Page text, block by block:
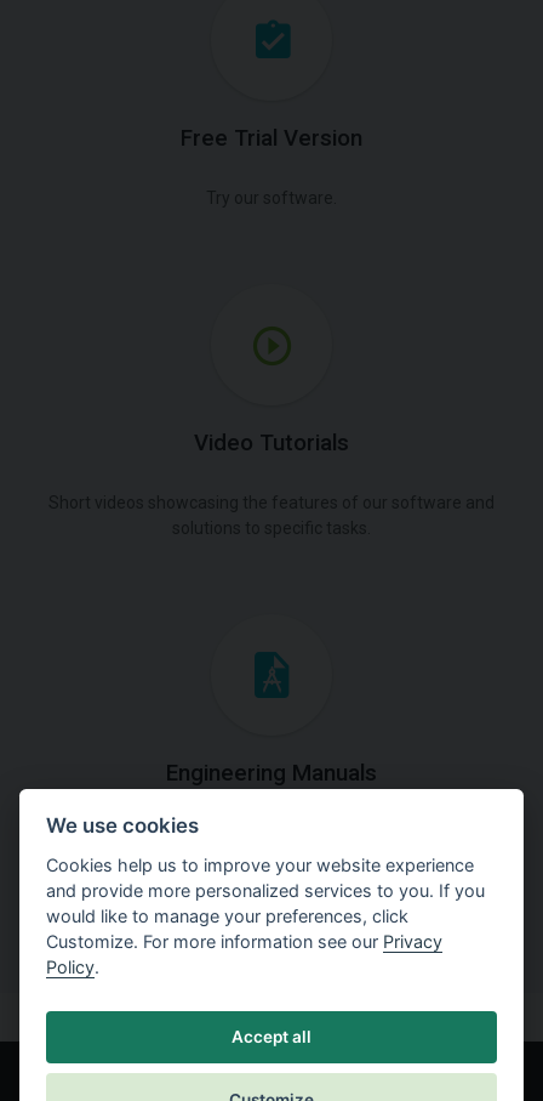
Free Trial Version
Video Tutorials
Engineering Manuals
Step by steps guides on how
to solve a specific tasks.
We use cookies
Cookies help us to improve your website experience
and provide more personalized services to you. If you
would like to manage your preferences, click
Customize. For more information see our Privacy
Policy.
Accept all